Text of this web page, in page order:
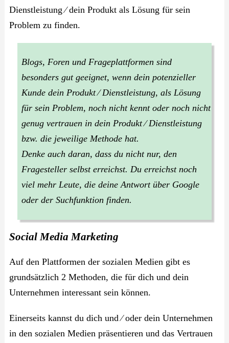
Dienstleistung ⁄ dein Produkt als Lösung für sein
Problem zu finden.
Blogs, Foren und Frageplattformen sind
besonders gut geeignet, wenn dein potenzieller
Kunde dein Produkt ⁄ Dienstleistung, als Lösung
für sein Problem, noch nicht kennt oder noch nicht
genug vertrauen in dein Produkt ⁄ Dienstleistung
bzw. die jeweilige Methode hat.
Denke auch daran, dass du nicht nur, den
Fragesteller selbst erreichst. Du erreichst noch
viel mehr Leute, die deine Antwort über Google
oder der Suchfunktion finden.
Social Media Marketing
Auf den Plattformen der sozialen Medien gibt es
grundsätzlich 2 Methoden, die für dich und dein
Unternehmen interessant sein können.
Einerseits kannst du dich und ⁄ oder dein Unternehmen
in den sozialen Medien präsentieren und das Vertrauen